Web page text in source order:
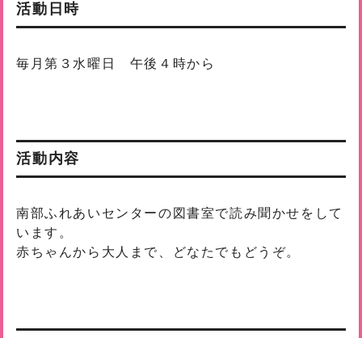
活動日時
毎月第３水曜日 午後４時から
活動内容
南部ふれあいセンターの図書室で読み聞かせをして
います。
赤ちゃんから大人まで、どなたでもどうぞ。